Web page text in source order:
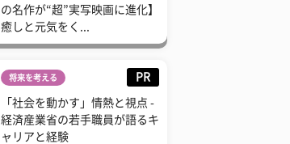
の名作が“超”実写映画に進化】
癒しと元気をく...
将来を考える PR
「社会を動かす」情熱と視点 -
経済産業省の若手職員が語るキ
ャリアと経験